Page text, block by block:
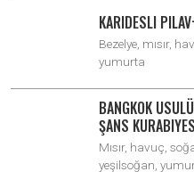
KARIDESLI
Bezelye, mısır,
yumurta
BANGKOK
ŞANS
Mısır, havuç,
yeşilsoğan,